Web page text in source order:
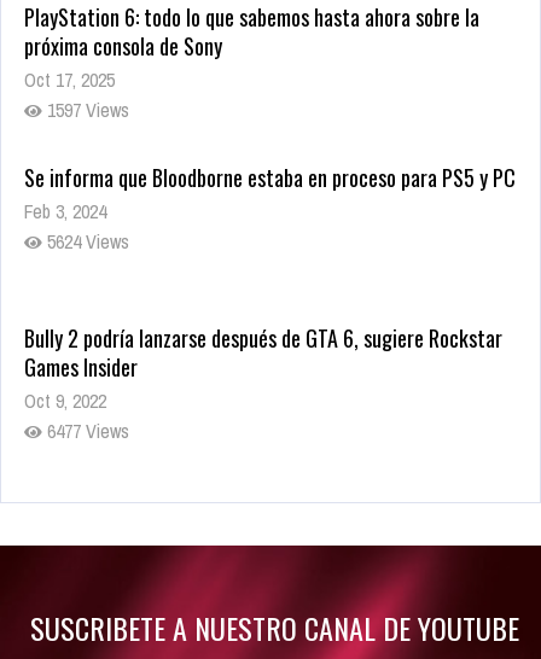
PlayStation 6: todo lo que sabemos hasta ahora sobre la
próxima consola de Sony
Oct 17, 2025
1597 Views
Se informa que Bloodborne estaba en proceso para PS5 y PC
Feb 3, 2024
5624 Views
Bully 2 podría lanzarse después de GTA 6, sugiere Rockstar
Games Insider
Oct 9, 2022
6477 Views
Rumor: Se filtran los primeros detalles de Resident Evil 9
SUSCRIBETE A NUESTRO CANAL DE YOUTUBE